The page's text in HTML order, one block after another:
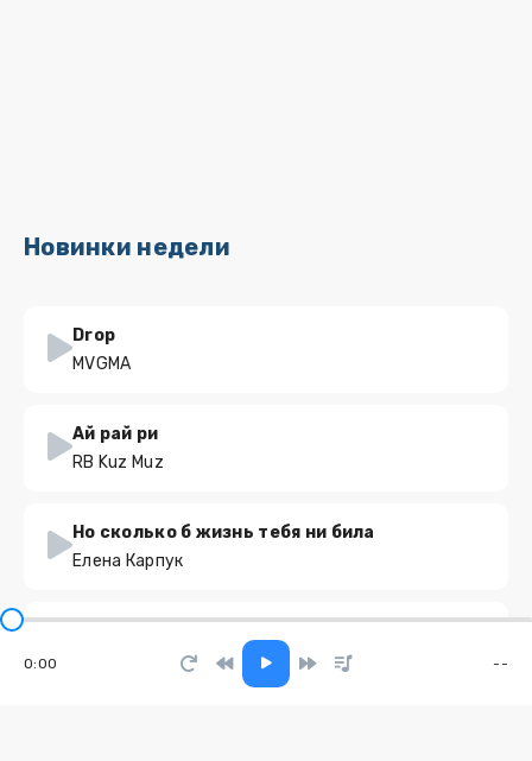
Новинки недели
Drop
MVGMA
Ай рай ри
RB Kuz Muz
Но сколько б жизнь тебя ни била
Елена Карпук
0:00 --